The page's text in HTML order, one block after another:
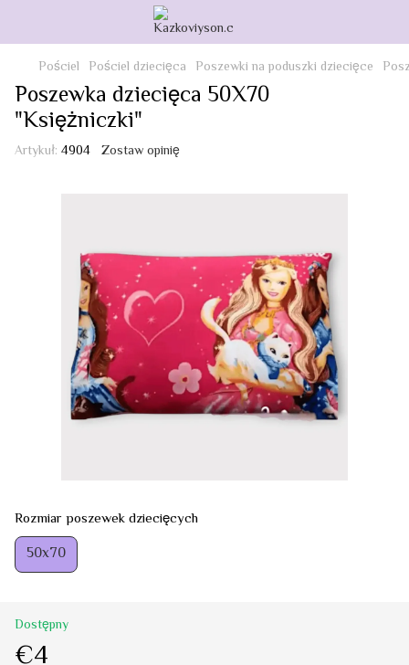
Pościel Pościel dziecięca Poszewki na poduszki dziecięce
Poszewka dziecięca 50X70
"Księżniczki"
Artykuł: 4904 Zostaw opinię
Rozmiar poszewek dziecięcych
50х70
Dostępny
€4